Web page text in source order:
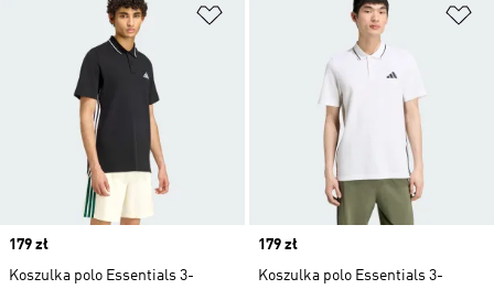
Dodaj do listy życzeń
Price
179 zł
Koszulka polo Essentials 3-
Price
179 zł
Koszulka polo Essentials 3-